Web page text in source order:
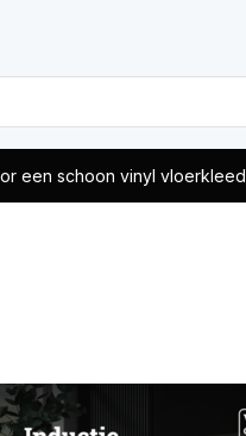
een schoon vinyl vloerkleed